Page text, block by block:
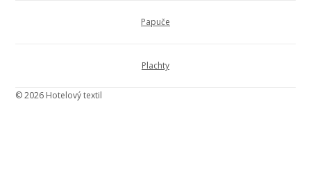
Papuče
Plachty
© 2026 Hotelový textil